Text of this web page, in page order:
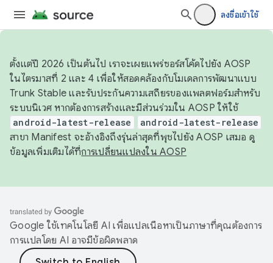
ลงชื่อเข้าใช้
ตั้งแต่ปี 2026 เป็นต้นไป เราจะเผยแพร่ซอร์สโค้ดไปยัง AOSP
ในไตรมาสที่ 2 และ 4 เพื่อให้สอดคล้องกับโมเดลการพัฒนาแบบ
Trunk Stable และรับประกันความเสถียรของแพลตฟอร์มสำหรับ
ระบบนิเวศ หากต้องการสร้างและมีส่วนร่วมใน AOSP ให้ใช้
android-latest-release android-latest-release
สาขา Manifest จะอ้างอิงถึงรุ่นล่าสุดที่พุชไปยัง AOSP เสมอ ดู
ข้อมูลเพิ่มเติมได้ที่การเปลี่ยนแปลงใน AOSP
Google ใช้เทคโนโลยี AI เพื่อแปลเนื้อหาเป็นภาษาที่คุณต้องการ
การแปลโดย AI อาจมีข้อผิดพลาด